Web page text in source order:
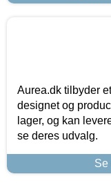
Aurea.dk tilbyder
designet og
lager, og kan
se deres udvalg.
Se